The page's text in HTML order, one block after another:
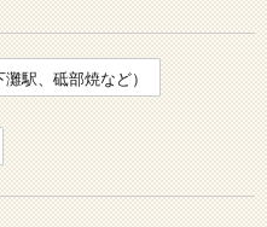
駅、砥部焼など）